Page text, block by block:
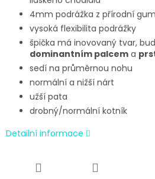
4mm podrážka z přírodní
vysoká flexibilita podrážky
špička má inovovaný tvar,
dominantním palcem a
sedí na průměrnou nohu
normální a nižší nárt
užší pata
drobný/normální kotník
Detailní informace